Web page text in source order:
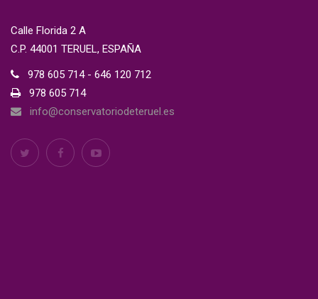
Calle Florida 2 A
C.P. 44001 TERUEL, ESPAÑA
978 605 714 - 646 120 712
978 605 714
info@conservatoriodeteruel.es